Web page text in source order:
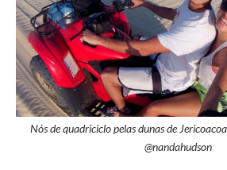
Nós de quadriciclo pelas dunas de
@nandahudson